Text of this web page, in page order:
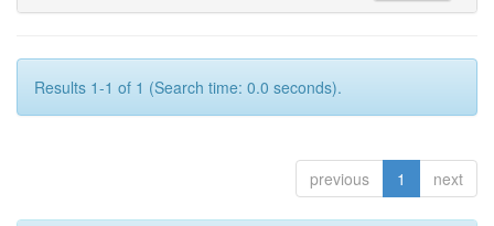
Results 1-1 of 1 (Search time: 0.0 seconds).
previous 1 next